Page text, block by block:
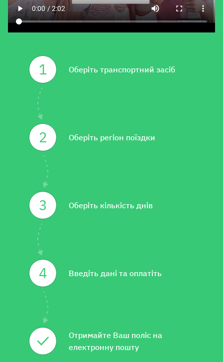
1 Оберіть транспортний засіб
2 Оберіть регіон поїздки
3 Оберіть кількість днів
4 Введіть дані та оплатіть
Отримайте Ваш поліс на
електронну пошту